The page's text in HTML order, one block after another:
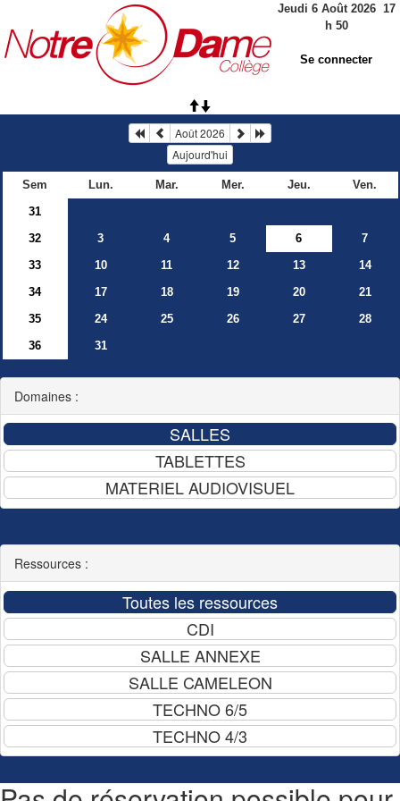
Jeudi 6 Août 2026 17
h 50
Se connecter
Août 2026
Aujourd'hui
Sem Lun. Mar. Mer. Jeu.
Ven.
31
32
3 4 5 6
7
33
10 11 12 13
14
34
17 18 19 20
21
35
24 25 26 27
28
36
31
Domaines :
Ressources :